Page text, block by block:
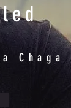
Chaga